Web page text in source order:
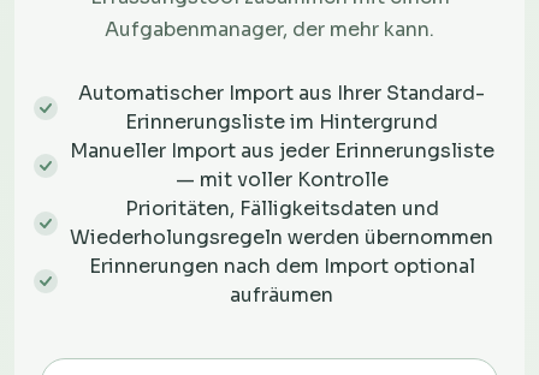
Aufgabenmanager, der mehr kann.
Automatischer Import aus Ihrer Standard-
Erinnerungsliste im Hintergrund
Manueller Import aus jeder Erinnerungsliste
— mit voller Kontrolle
Prioritäten, Fälligkeitsdaten und
Wiederholungsregeln werden übernommen
Erinnerungen nach dem Import optional
aufräumen